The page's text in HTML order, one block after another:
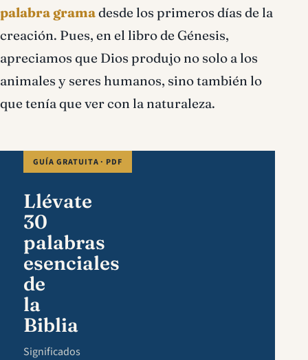
palabra gramadesde los primeros días de la
creación. Pues, en el libro de Génesis,
apreciamos que Dios produjo no solo a los
animales y seres humanos, sino también lo
que tenía que ver con la naturaleza.
GUÍA GRATUITA · PDF
Llévate
30
palabras
esenciales
de
la
Biblia
Significados